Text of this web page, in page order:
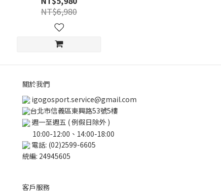
NT$6,980
關於我們
igogosport.service@gmail.com
台北市信義區東興路53號5樓
週一至週五 ( 例假日除外 )
10:00-12:00、14:00-18:00
電話: (02)2599-6605
統編: 24945605
客戶服務